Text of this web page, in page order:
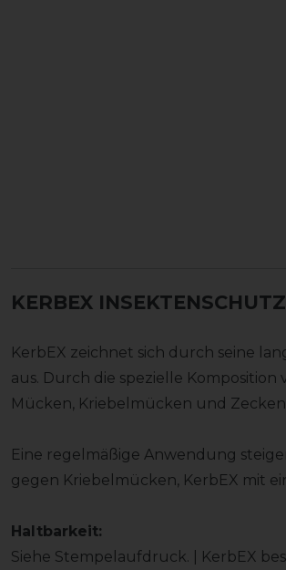
KERBEX
KerbEX zeichnet sich durch seine
aus. Durch die spezielle
Mücken, Kriebelmücken und
Eine regelmäßige Anwendung
gegen Kriebelmücken, KerbEX mit
Haltbarkeit:
Siehe Stempelaufdruck. | KerbEX